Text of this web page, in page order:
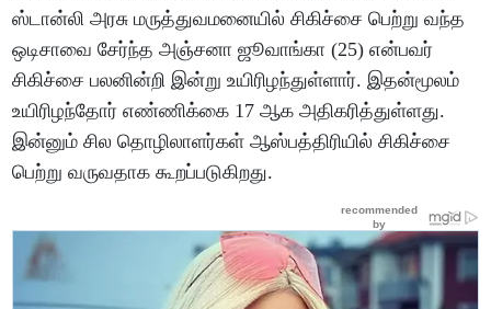
ஸ்டான்லி அரசு மருத்துவமனையில் சிகிச்சை பெற்று வந்த
ஒடிசாவை சேர்ந்த அஞ்சனா ஜூவாங்கா (25) என்பவர்
சிகிச்சை பலனின்றி இன்று உயிரிழந்துள்ளார். இதன்மூலம்
உயிரிழந்தோர் எண்ணிக்கை 17 ஆக அதிகரித்துள்ளது.
இன்னும் சில தொழிலாளர்கள் ஆஸ்பத்திரியில் சிகிச்சை
பெற்று வருவதாக கூறப்படுகிறது.